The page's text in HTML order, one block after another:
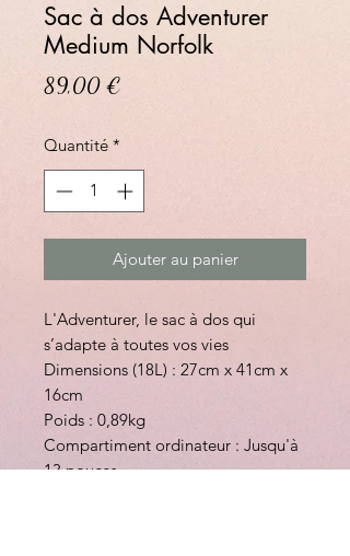
Sac à dos Adventurer
Medium Norfolk
89,00 €
Quantité *
Ajouter au panier
L'Adventurer, le sac à dos qui
s’adapte à toutes vos vies
Dimensions (18L) : 27cm x 41cm x
16cm
Poids : 0,89kg
Compartiment ordinateur : Jusqu'à
13 pouces